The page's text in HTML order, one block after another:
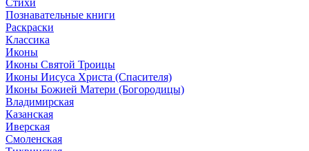
Стихи
Познавательные книги
Раскраски
Классика
Иконы
Иконы Святой Троицы
Иконы Иисуса Христа (Спасителя)
Иконы Божией Матери (Богородицы)
Владимирская
Казанская
Иверская
Смоленская